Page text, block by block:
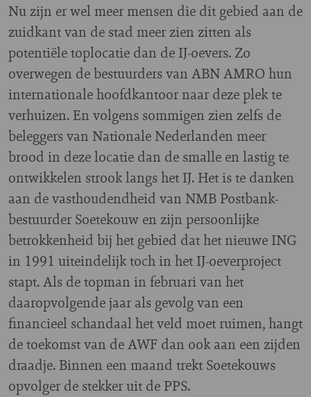
Nu zijn er wel meer mensen die dit gebied aan de
zuidkant van de stad meer zien zitten als
potentiële toplocatie dan de IJ-oevers. Zo
overwegen de bestuurders van ABN AMRO hun
internationale hoofdkantoor naar deze plek te
verhuizen. En volgens sommigen zien zelfs de
beleggers van Nationale Nederlanden meer
brood in deze locatie dan de smalle en lastig te
ontwikkelen strook langs het IJ. Het is te danken
aan de vasthoudendheid van NMB Postbank-
bestuurder Soetekouw en zijn persoonlijke
betrokkenheid bij het gebied dat het nieuwe ING
in 1991 uiteindelijk toch in het IJ-oeverproject
stapt. Als de topman in februari van het
daaropvolgende jaar als gevolg van een
financieel schandaal het veld moet ruimen, hangt
de toekomst van de AWF dan ook aan een zijden
draadje. Binnen een maand trekt Soetekouws
opvolger de stekker uit de PPS.